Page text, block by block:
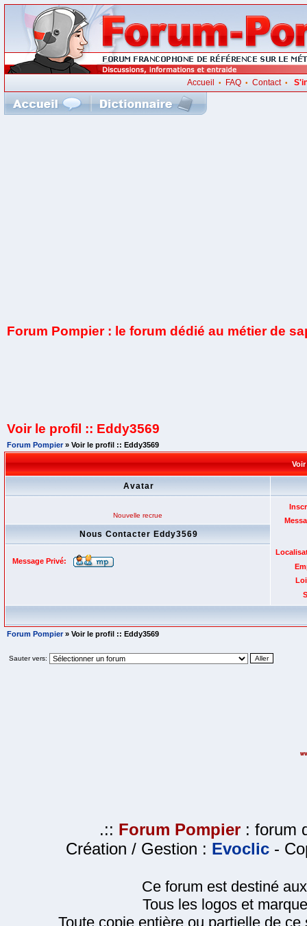
Accueil • FAQ •Contact•
Forum Pompier : le forum dédié au métier de
Voir le profil :: Eddy3569
Forum Pompier» Voir le profil :: Eddy3569
Avatar
Nouvelle recrue
Nous Contacter Eddy3569
Message Privé:
Forum Pompier» Voir le profil :: Eddy3569
Sauter vers:
.:: Forum Pompier : forum
Création / Gestion : Evoclic -
Ce forum est destiné
Tous les logos et
Toute copie entière ou partielle de